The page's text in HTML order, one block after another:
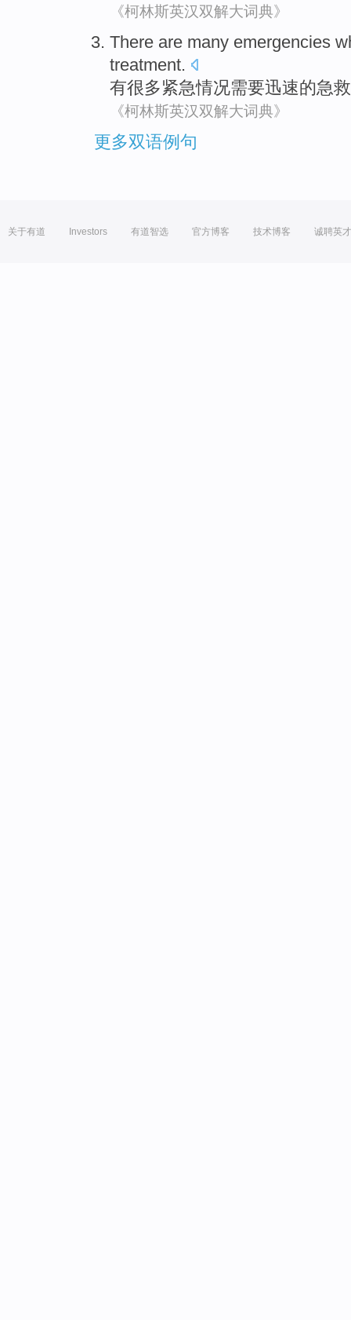
《柯林斯英汉双解大词典》
There are many emergencies
treatment.
有很多紧急情况需要迅速的急救
《柯林斯英汉双解大词典》
更多双语例句
关于有道 Investors 有道智选 官方博客 技术博客 诚聘英才